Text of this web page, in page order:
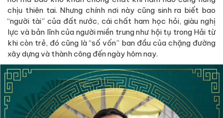
chịu thiên tai. Nhưng chính nơi này cũng sinh ra biết bao
“người tài” của đất nước, cái chất ham học hỏi, giàu nghị
lực và bản lĩnh của người miền trung như hội tụ trong Hải từ
khi còn trẻ, đó cũng là “số vốn” ban đầu của chặng đường
xây dựng và thành công đến ngày hôm nay.